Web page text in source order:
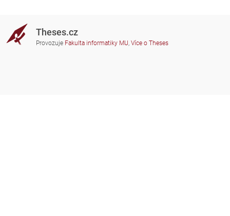
Theses.cz
Provozuje Fakulta informatiky MU, Více o Theses